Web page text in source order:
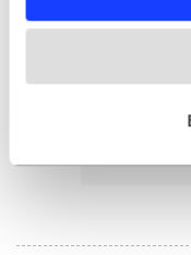
fitxategiak
esplizitua ematen